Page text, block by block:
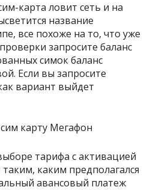
карта ловит сеть и на
название
все похоже на то, что уже
запросите баланс
симок баланс
Если вы запросите
вариант выйдет
тарифа с активацией
каким предполагался
авансовый платеж